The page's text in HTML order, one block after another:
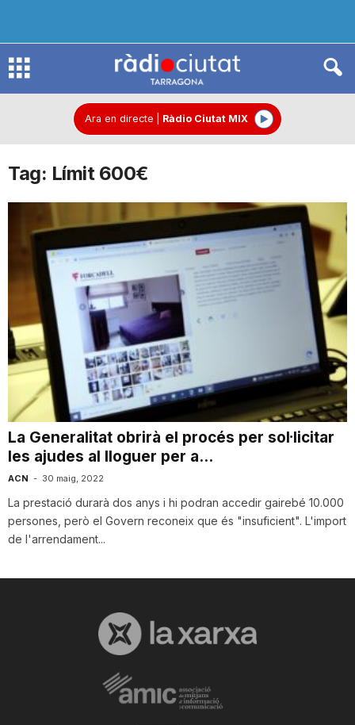
R
d
C
i
u
a
t
Ara en directe Ràdio Ciutat MIX
Tag: Límit 600€
La Generalitat obrirà el procés per sol·licitar
les ajudes al lloguer per a...
ACN - 30 maig, 2022
La prestació durarà dos anys i hi podran accedir gairebé 10.000
persones, però el Govern reconeix que és "insuficient". L'import
de l'arrendament...